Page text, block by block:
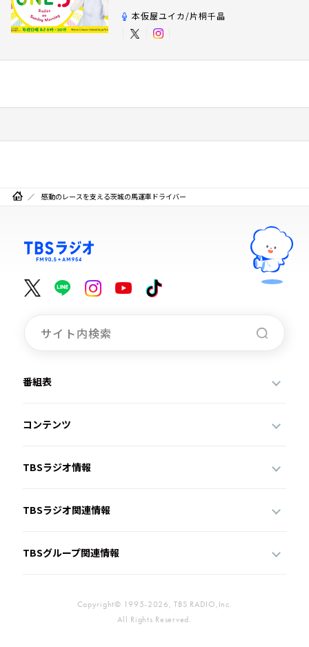
本仮屋ユイカ/片桐千晶
感動のレースを支える茨城の馬運車ドライバー
番組表
コンテンツ
TBSラジオ情報
TBSラジオ関連情報
TBSグループ関連情報
Copyright© 1995-2026, TBS RADIO,Inc.
All Rights Reserved.